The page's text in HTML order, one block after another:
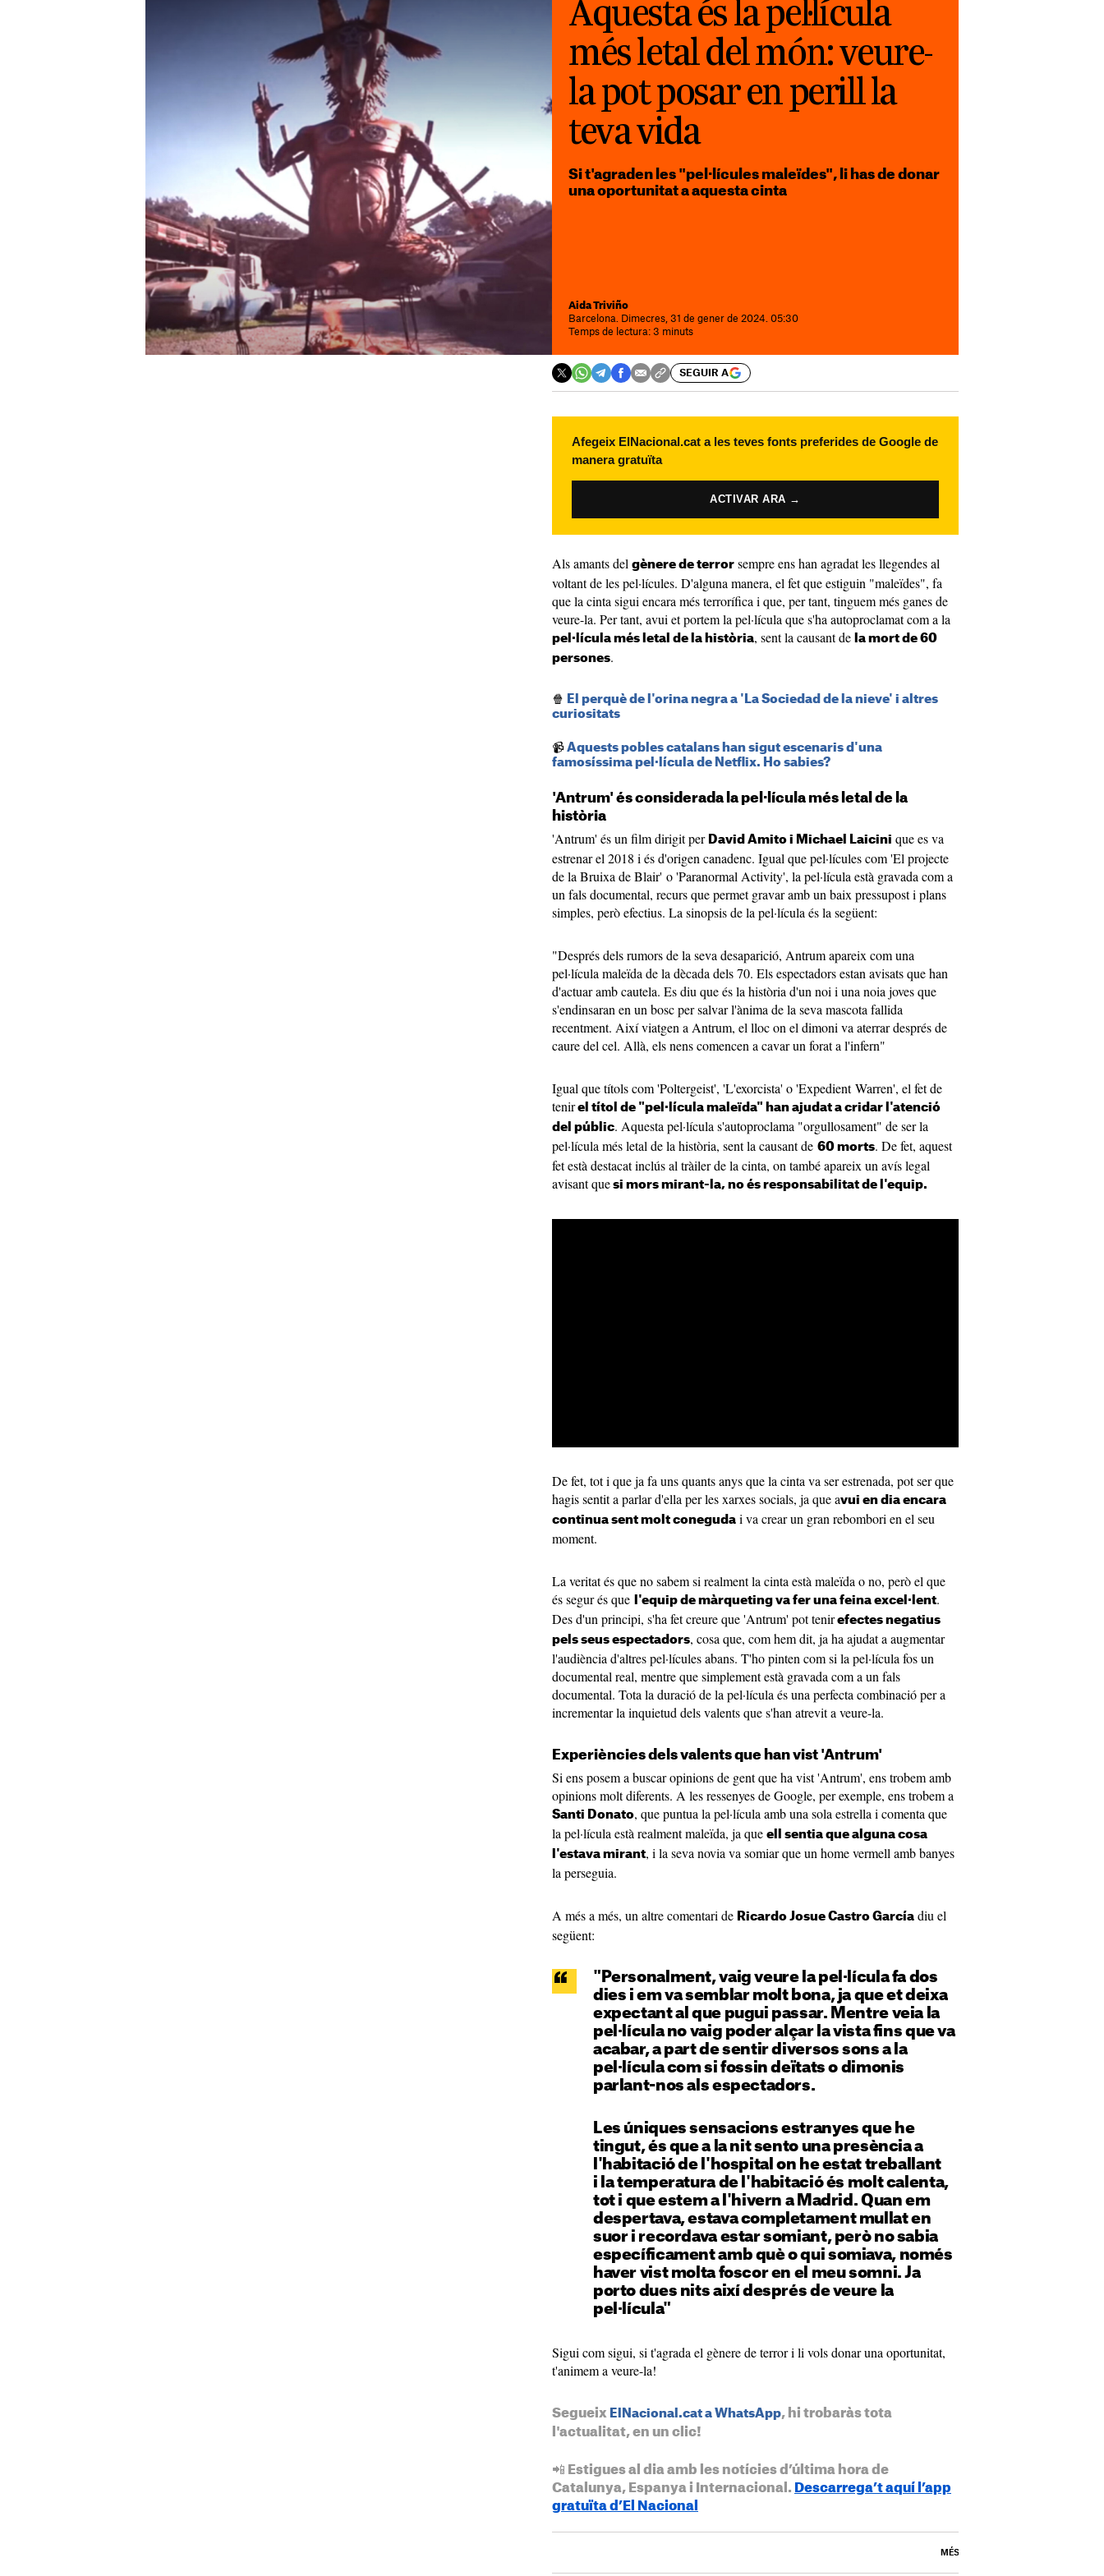
Aquesta és la pel·lícula
més letal del món: veure-
la pot posar en perill la
teva vida
Si t'agraden les "pel·lícules maleïdes", li has de donar
una oportunitat a aquesta cinta
Aida Triviño
Barcelona. Dimecres, 31 de gener de 2024. 05:30
Temps de lectura: 3 minuts
SEGUIR A
Afegeix ElNacional.cat a les teves fonts preferides de Google de
manera gratuïta
ACTIVAR ARA →
Als amants del gènere de terror sempre ens han agradat les llegendes al
voltant de les pel·lícules. D'alguna manera, el fet que estiguin "maleïdes", fa
que la cinta sigui encara més terrorífica i que, per tant, tinguem més ganes de
veure-la. Per tant, avui et portem la pel·lícula que s'ha autoproclamat com a la
pel·lícula més letal de la història, sent la causant de la mort de 60
persones.
🍿 El perquè de l'orina negra a 'La Sociedad de la nieve' i altres
curiositats
📹 Aquests pobles catalans han sigut escenaris d'una
famosíssima pel·lícula de Netflix. Ho sabies?
'Antrum' és considerada la pel·lícula més letal de la
història
'Antrum' és un film dirigit per David Amito i Michael Laicini que es va
estrenar el 2018 i és d'origen canadenc. Igual que pel·lícules com 'El projecte
de la Bruixa de Blair' o 'Paranormal Activity', la pel·lícula està gravada com a
un fals documental, recurs que permet gravar amb un baix pressupost i plans
simples, però efectius. La sinopsis de la pel·lícula és la següent:
"Després dels rumors de la seva desaparició, Antrum apareix com una
pel·lícula maleïda de la dècada dels 70. Els espectadors estan avisats que han
d'actuar amb cautela. Es diu que és la història d'un noi i una noia joves que
s'endinsaran en un bosc per salvar l'ànima de la seva mascota fallida
recentment. Així viatgen a Antrum, el lloc on el dimoni va aterrar després de
caure del cel. Allà, els nens comencen a cavar un forat a l'infern"
Igual que títols com 'Poltergeist', 'L'exorcista' o 'Expedient Warren', el fet de
tenirel títol de "pel·lícula maleïda" han ajudat a cridar l'atenció
del públic. Aquesta pel·lícula s'autoproclama "orgullosament" de ser la
pel·lícula més letal de la història, sent la causant de 60 morts. De fet, aquest
fet està destacat inclús al tràiler de la cinta, on també apareix un avís legal
avisant que si mors mirant-la, no és responsabilitat de l'equip.
De fet, tot i que ja fa uns quants anys que la cinta va ser estrenada, pot ser que
hagis sentit a parlar d'ella per les xarxes socials, ja que avui en dia encara
continua sent molt coneguda i va crear un gran rebombori en el seu
moment.
La veritat és que no sabem si realment la cinta està maleïda o no, però el que
és segur és que
l'equip de màrqueting va fer una feina excel·lent.
Des d'un principi, s'ha fet creure que 'Antrum' pot tenirefectes negatius
pels seus espectadors, cosa que, com hem dit, ja ha ajudat a augmentar
l'audiència d'altres pel·lícules abans. T'ho pinten com si la pel·lícula fos un
documental real, mentre que simplement està gravada com a un fals
documental. Tota la duració de la pel·lícula és una perfecta combinació per a
incrementar la inquietud dels valents que s'han atrevit a veure-la.
Experiències dels valents que han vist 'Antrum'
Si ens posem a buscar opinions de gent que ha vist 'Antrum', ens trobem amb
opinions molt diferents. A les ressenyes de Google, per exemple, ens trobem a
Santi Donato, que puntua la pel·lícula amb una sola estrella i comenta que
la pel·lícula està realment maleïda, ja que ell sentia que alguna cosa
l'estava mirant, i la seva novia va somiar que un home vermell amb banyes
la perseguia.
A més a més, un altre comentari de Ricardo Josue Castro García diu el
següent:
"Personalment, vaig veure la pel·lícula fa dos
dies i em va semblar molt bona, ja que et deixa
expectant al que pugui passar. Mentre veia la
pel·lícula no vaig poder alçar la vista fins que va
acabar, a part de sentir diversos sons a la
pel·lícula com si fossin deïtats o dimonis
parlant-nos als espectadors.
Les úniques sensacions estranyes que he
tingut, és que a la nit sento una presència a
l'habitació de l'hospital on he estat treballant
i la temperatura de l'habitació és molt calenta,
tot i que estem a l'hivern a Madrid. Quan em
despertava, estava completament mullat en
suor i recordava estar somiant, però no sabia
específicament amb què o qui somiava, només
haver vist molta foscor en el meu somni. Ja
porto dues nits així després de veure la
pel·lícula"
Sigui com sigui, si t'agrada el gènere de terror i li vols donar una oportunitat,
t'animem a veure-la!
Segueix ElNacional.cat a WhatsApp, hi trobaràs tota
l'actualitat, en un clic!
📲 Estigues al dia amb les notícies d’última hora de
Catalunya, Espanya i Internacional. Descarrega’t aquí l’app
gratuïta d’El Nacional
MÉS